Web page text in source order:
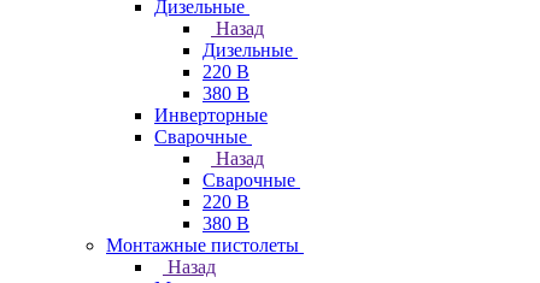
Дизельные
Назад
Дизельные
220 В
380 В
Инверторные
Сварочные
Назад
Сварочные
220 В
380 В
Монтажные пистолеты
Назад